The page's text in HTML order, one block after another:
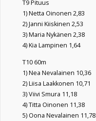
T9 Pituus
1) Netta Oinonen 2,83
2) Janni Kiiskinen 2,53
3) Maria Nykänen 2,38
4) Kia Lampinen 1,64
T10 60m
1) Nea Nevalainen 10,36
2) Liisa Laakkonen 10,71
3) Viivi Smura 11,18
4) Titta Oinonen 11,38
5) Oona Nevalainen 11,78